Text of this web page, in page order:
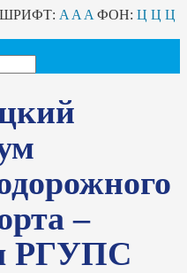
ШРИФТ: A A A ФОН: Ц Ц Ц
–
РГУПС